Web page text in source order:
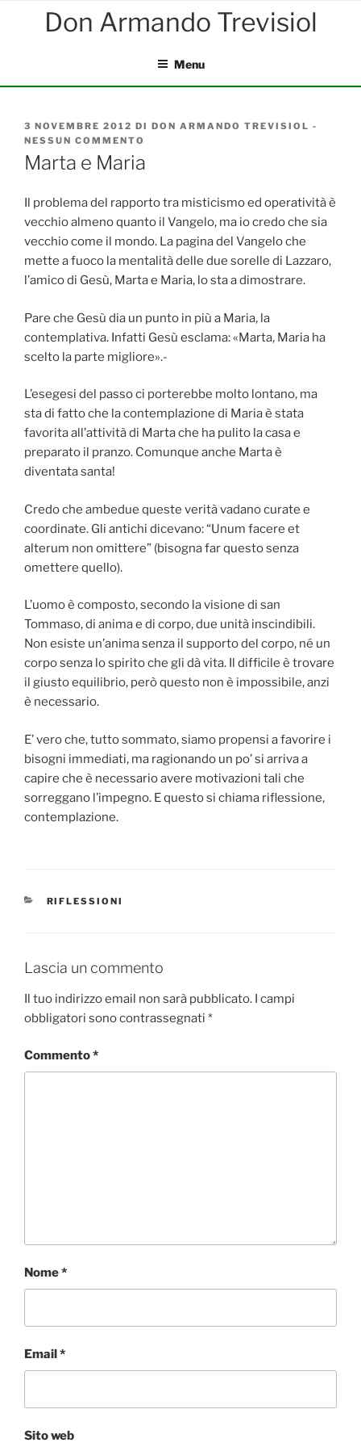
Menu
PUBBLICATO
IL
3 NOVEMBRE 2012 DI DON ARMANDO TREVISIOL -
NESSUN COMMENTO
Marta e Maria
Il problema del rapporto tra misticismo ed operatività è
vecchio almeno quanto il Vangelo, ma io credo che sia
vecchio come il mondo. La pagina del Vangelo che
mette a fuoco la mentalità delle due sorelle di Lazzaro,
l’amico di Gesù, Marta e Maria, lo sta a dimostrare.
Pare che Gesù dia un punto in più a Maria, la
contemplativa. Infatti Gesù esclama: «Marta, Maria ha
scelto la parte migliore».-
L’esegesi del passo ci porterebbe molto lontano, ma
sta di fatto che la contemplazione di Maria è stata
favorita all’attività di Marta che ha pulito la casa e
preparato il pranzo. Comunque anche Marta è
diventata santa!
Credo che ambedue queste verità vadano curate e
coordinate. Gli antichi dicevano: “Unum facere et
alterum non omittere” (bisogna far questo senza
omettere quello).
L’uomo è composto, secondo la visione di san
Tommaso, di anima e di corpo, due unità inscindibili.
Non esiste un’anima senza il supporto del corpo, né un
corpo senza lo spirito che gli dà vita. Il difficile è trovare
il giusto equilibrio, però questo non è impossibile, anzi
è necessario.
E’ vero che, tutto sommato, siamo propensi a favorire i
bisogni immediati, ma ragionando un po’ si arriva a
capire che è necessario avere motivazioni tali che
sorreggano l’impegno. E questo si chiama riflessione,
contemplazione.
CATEGORIE
RIFLESSIONI
Lascia un commento
Il tuo indirizzo email non sarà pubblicato. I campi
obbligatori sono contrassegnati *
Commento*
Nome*
Email*
Sito web